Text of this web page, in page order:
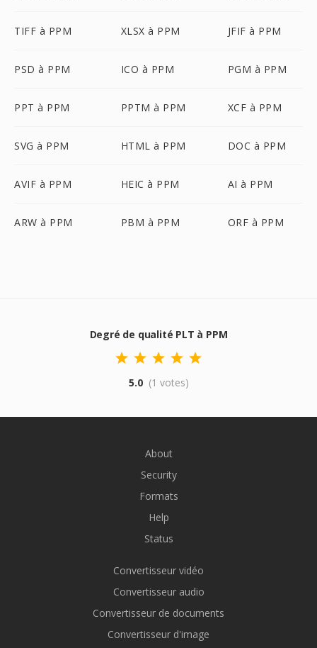
TIFF à PPM XLSX à PPM JFIF à PPM
PSD à PPM ICO à PPM PGM à PPM
PPT à PPM PPTM à PPM XCF à PPM
SVG à PPM HTML à PPM DOC à PPM
AVIF à PPM HEIC à PPM AI à PPM
ARW à PPM PBM à PPM ORF à PPM
Degré de qualité PLT à PPM
5.0 (1 votes)
About
Security
Formats
Help
Status
Convertisseur vidéo
Convertisseur audio
Convertisseur de documents
Convertisseur d'image